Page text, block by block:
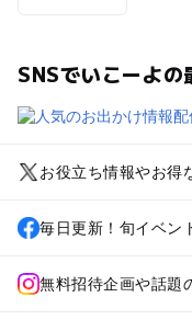
SNSでいこーよの
お役立ち情報やお得
毎日更新！旬イベン
無料招待企画や話題